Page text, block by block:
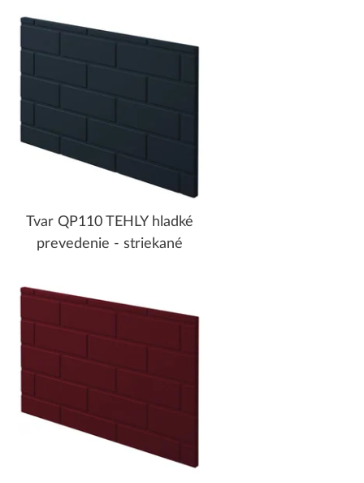
Tvar QP110 TEHLY hladké
prevedenie - striekané